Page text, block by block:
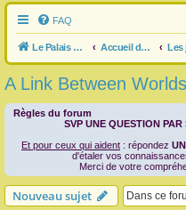
FAQ
Le Palais de Zelda Accueil du forum
A Link Between Worlds
Règles du forum
SVP UNE QUESTION
Et pour ceux qui aident : répondez
d'étaler vos
Merci de votre
Nouveau sujet